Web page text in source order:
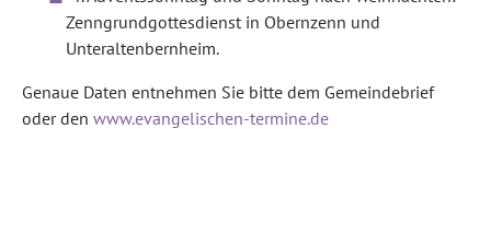
Zenngrundgottesdienst in Obernzenn und
Unteraltenbernheim.
Genaue Daten entnehmen Sie bitte dem Gemeindebrief
oder den www.evangelischen-termine.de